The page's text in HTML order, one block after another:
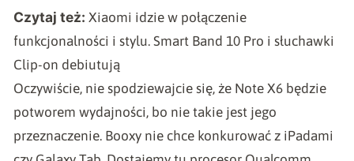
Czytaj też: Xiaomi idzie w połączenie
funkcjonalności i stylu. Smart Band 10 Pro i słuchawki
Clip-on debiutują
Oczywiście, nie spodziewajcie się, że Note X6 będzie
potworem wydajności, bo nie takie jest jego
przeznaczenie. Booxy nie chce konkurować z iPadami